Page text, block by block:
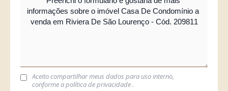
Aceito compartilhar meus dados para uso interno,
conforme apolítica de privacidade.